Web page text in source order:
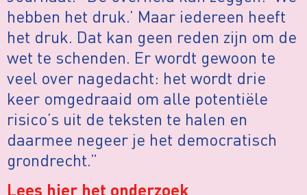
hebben het druk.’ Maar iedereen heeft
het druk. Dat kan geen reden zijn om de
wet te schenden. Er wordt gewoon te
veel over nagedacht: het wordt drie
keer omgedraaid om alle potentiële
risico’s uit de teksten te halen en
daarmee negeer je het democratisch
grondrecht.”